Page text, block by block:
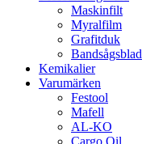
Maskinfilt
Myralfilm
Grafitduk
Bandsågsblad
Kemikalier
Varumärken
Festool
Mafell
AL-KO
Cargo Oil